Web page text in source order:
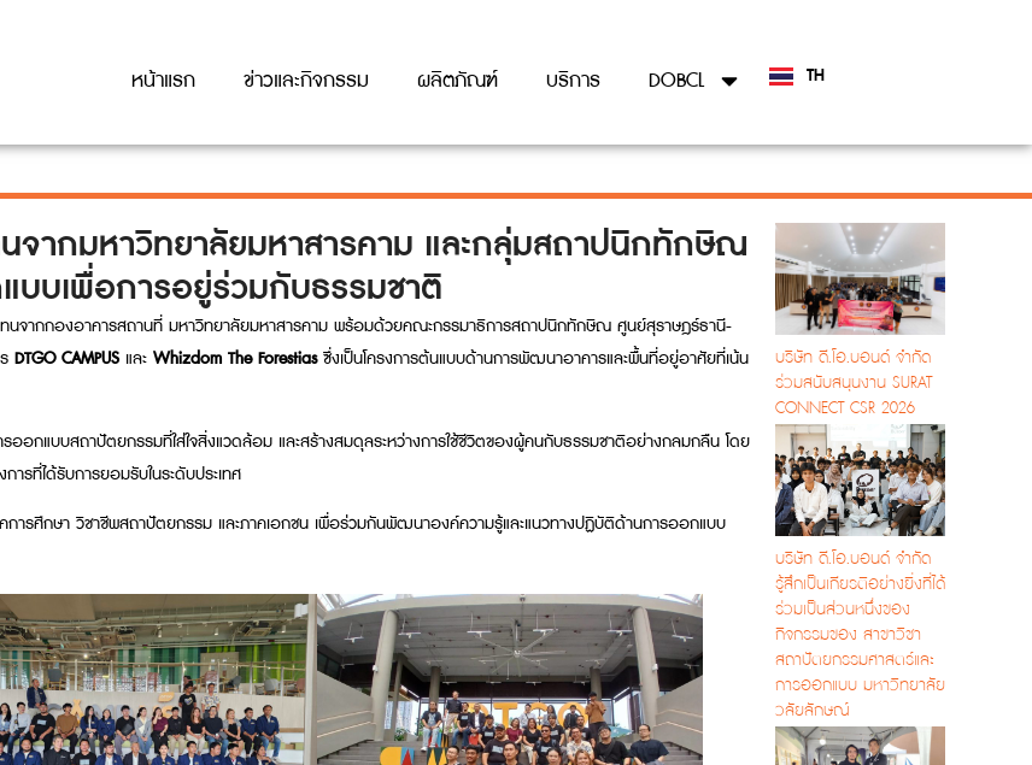
หน้าแรก ข่าวและกิจกรรม ผลิตภัณฑ์ บริการ DOBCL TH
EN
ากมหาวิทยาลัยมหาสารคาม และกลุ่มสถาปนิกทักษิณ
บบเพื่อการอยู่ร่วมกับธรรมชาติ
จากกองอาคารสถานที่ มหาวิทยาลัยมหาสารคาม พร้อมด้วยคณะกรรมาธิการสถาปนิกทักษิณ ศูนย์สุราษฎร์ธานี-
DTGO CAMPUS และ Whizdom The Forestiasซึ่งเป็นโครงการต้นแบบด้านการพัฒนาอาคารและพื้นที่อยู่อาศัยที่เน้น
ออกแบบสถาปัตยกรรมที่ใส่ใจสิ่งแวดล้อม และสร้างสมดุลระหว่างการใช้ชีวิตของผู้คนกับธรรมชาติอย่างกลมกลืน โดย
ารที่ได้รับการยอมรับในระดับประเทศ
การศึกษา วิชาชีพสถาปัตยกรรม และภาคเอกชน เพื่อร่วมกันพัฒนาองค์ความรู้และแนวทางปฏิบัติด้านการออกแบบ
บริษัท ดี.โอ.บอนด์ จำกัด
ร่วมสนับสนุนงาน SURAT
CONNECT CSR 2026
บริษัท ดี.โอ.บอนด์ จำกัด
รู้สึกเป็นเกียรติอย่างยิ่งที่ได้
ร่วมเป็นส่วนหนึ่งของ
กิจกรรมของ สาขาวิชา
สถาปัตยกรรมศาสตร์และ
การออกแบบ มหาวิทยาลัย
วลัยลักษณ์